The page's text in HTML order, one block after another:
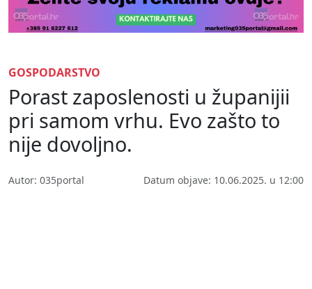
GOSPODARSTVO
Porast zaposlenosti u županijii
pri samom vrhu. Evo zašto to
nije dovoljno.
Autor: 035portal Datum objave: 10.06.2025. u 12:00